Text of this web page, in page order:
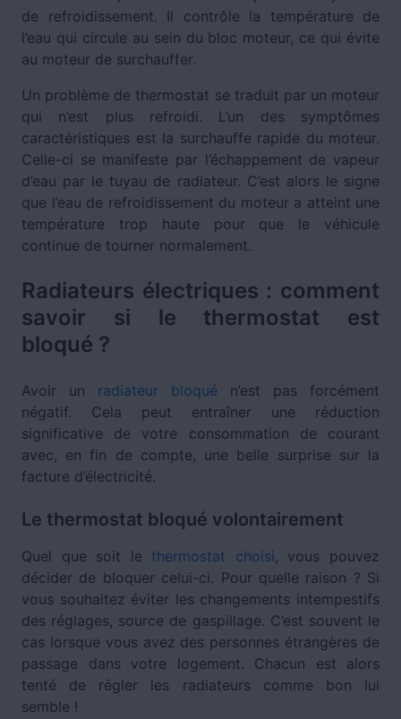
de refroidissement. Il contrôle la température de
l’eau qui circule au sein du bloc moteur, ce qui évite
au moteur de surchauffer.
Un problème de thermostat se traduit par un moteur
qui n’est plus refroidi. L’un des symptômes
caractéristiques est la surchauffe rapide du moteur.
Celle-ci se manifeste par l’échappement de vapeur
d’eau par le tuyau de radiateur. C’est alors le signe
que l’eau de refroidissement du moteur a atteint une
température trop haute pour que le véhicule
continue de tourner normalement.
Radiateurs électriques : comment
savoir si le thermostat est
bloqué ?
Avoir un radiateur bloqué n’est pas forcément
négatif. Cela peut entraîner une réduction
significative de votre consommation de courant
avec, en fin de compte, une belle surprise sur la
facture d’électricité.
Le thermostat bloqué volontairement
Quel que soit le thermostat choisi, vous pouvez
décider de bloquer celui-ci. Pour quelle raison ? Si
vous souhaitez éviter les changements intempestifs
des réglages, source de gaspillage. C’est souvent le
cas lorsque vous avez des personnes étrangères de
passage dans votre logement. Chacun est alors
tenté de régler les radiateurs comme bon lui
semble !